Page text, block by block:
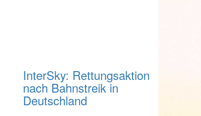
InterSky: Rettungsaktion
nach Bahnstreik in
Deutschland